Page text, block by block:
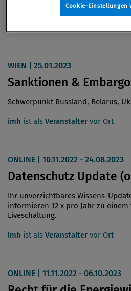
AGVO Novellierung –
WIEN | 25.01.2023
Sanktionen &
Schwerpunkt Russland, Belarus,
imh ist als Veranstalter vor Ort
ONLINE | 10.11.2022 - 24.08.2023
Datenschutz Update
Ihr unverzichtbares Wissens-
informieren 12 x pro Jahr zu
Liveschaltung.
imh ist als Veranstalter vor Ort
ONLINE | 11.11.2022 - 06.10.2023
Cookie-Einstellungen